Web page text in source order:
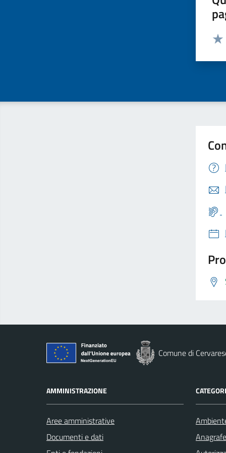
Comune di
AMMINISTRAZIONE
Aree amministrative
Documenti e dati